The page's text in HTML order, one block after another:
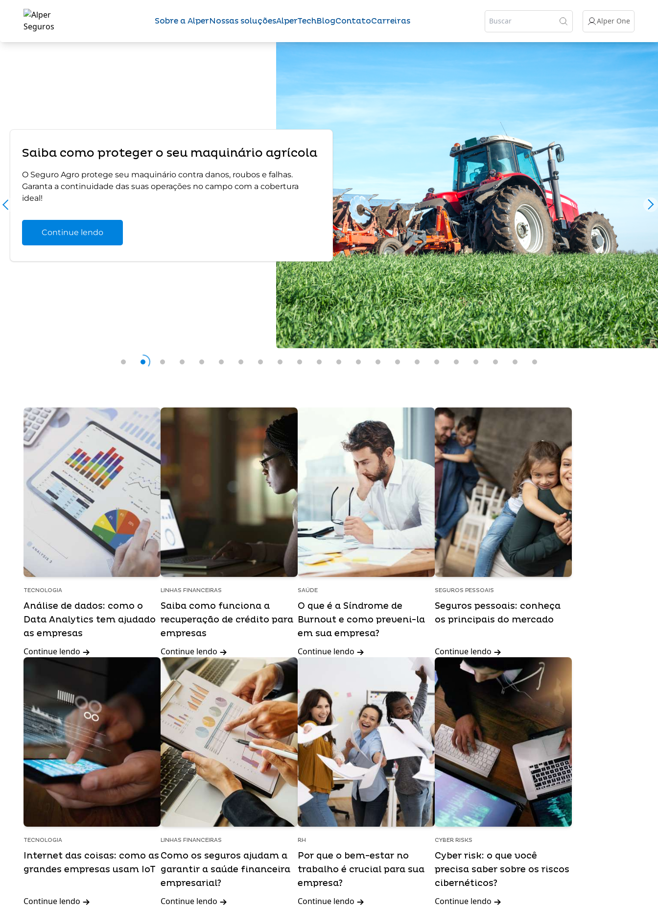
Sobre a AlperNossas soluçõesAlperTechBlogContatoCarreiras Alper One
Saiba como proteger o seu maquinário agrícola
O Seguro Agro protege seu maquinário contra danos, roubos e falhas.
Garanta a continuidade das suas operações no campo com a cobertura
ideal!
Continue lendo
TECNOLOGIA
Análise de dados: como o
Data Analytics tem ajudado
as empresas
Continue lendo
LINHAS FINANCEIRAS
Saiba como funciona a
recuperação de crédito para
empresas
Continue lendo
SAÚDE
O que é a Síndrome de
Burnout e como preveni-la
em sua empresa?
Continue lendo
SEGUROS PESSOAIS
Seguros pessoais: conheça
os principais do mercado
Continue lendo
TECNOLOGIA
Internet das coisas: como as
grandes empresas usam IoT
Continue lendo
LINHAS FINANCEIRAS
Como os seguros ajudam a
garantir a saúde financeira
empresarial?
Continue lendo
RH
Por que o bem-estar no
trabalho é crucial para sua
empresa?
Continue lendo
CYBER RISKS
Cyber risk: o que você
precisa saber sobre os riscos
cibernéticos?
Continue lendo